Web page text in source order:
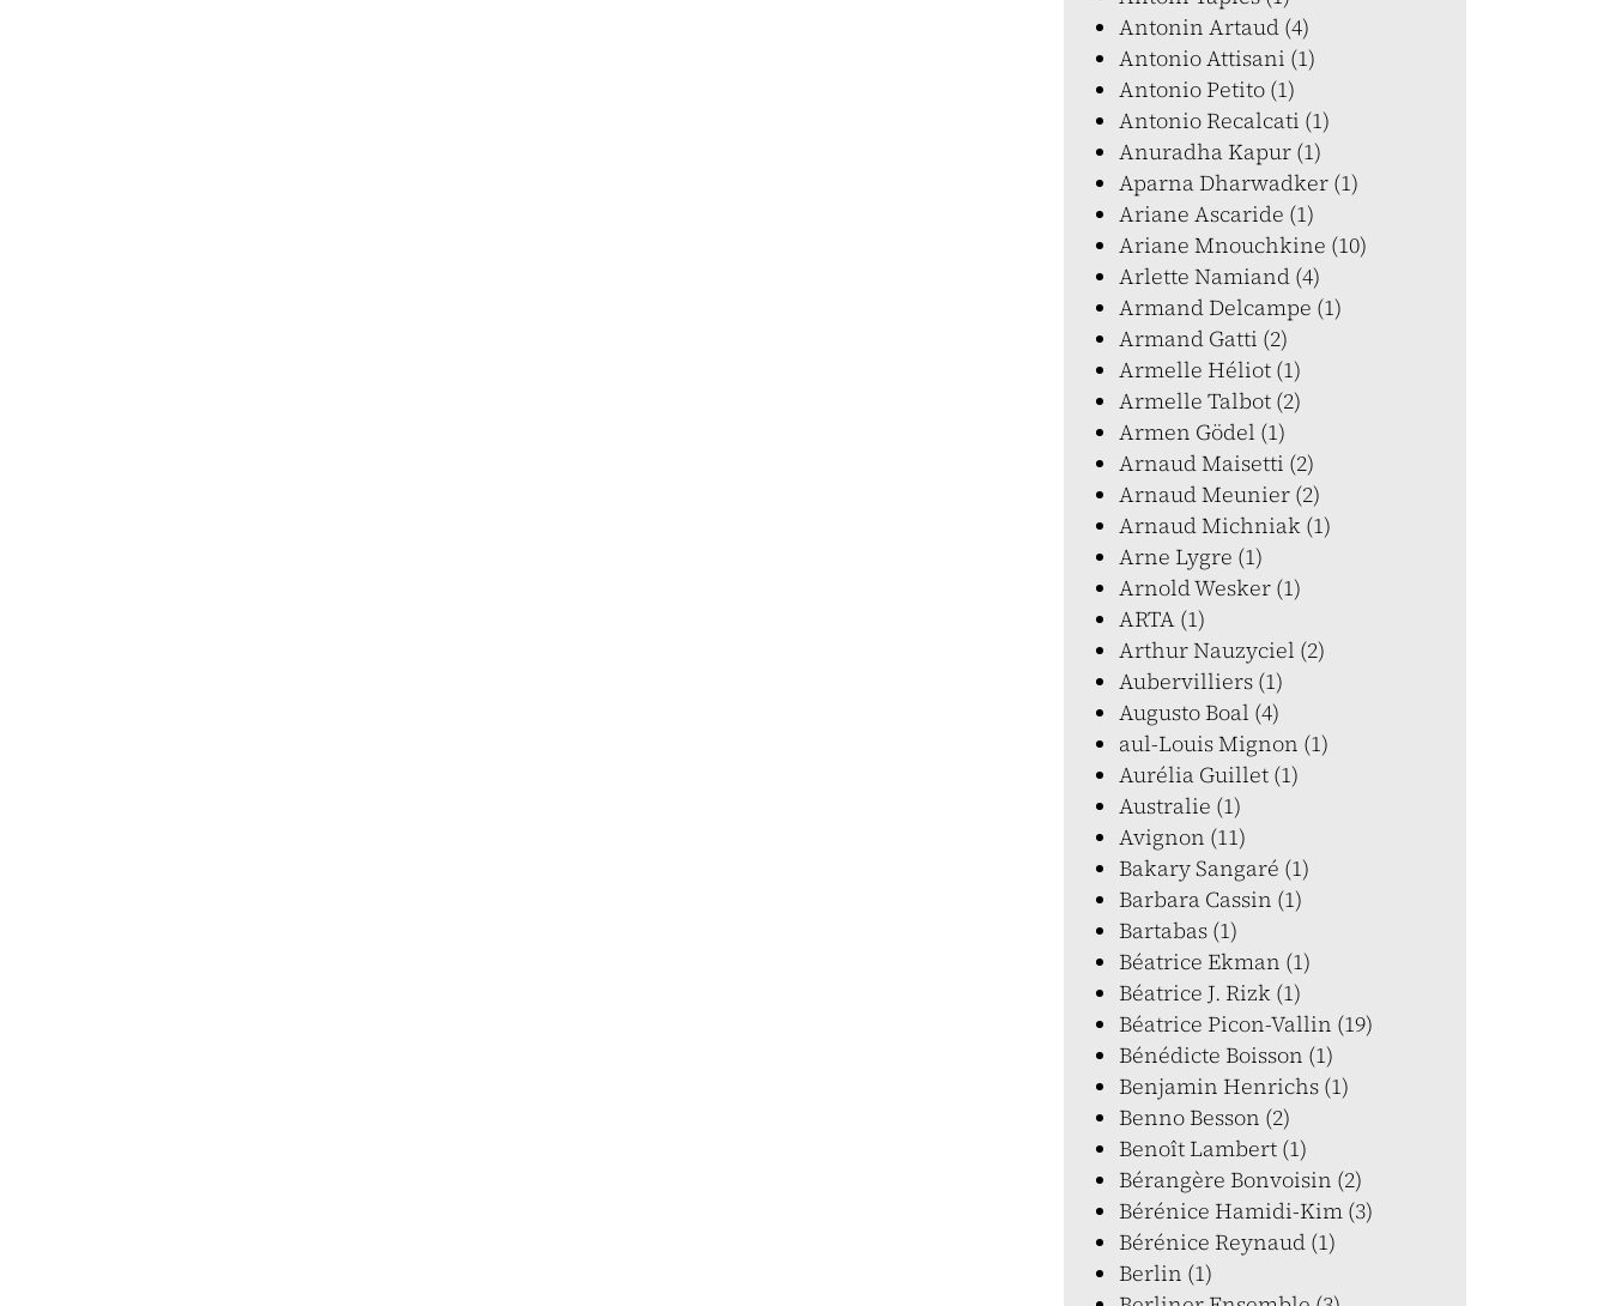
Antonin Artaud (4)
Antonio Attisani (1)
Antonio Petito (1)
Antonio Recalcati (1)
Anuradha Kapur (1)
Aparna Dharwadker (1)
Ariane Ascaride (1)
Ariane Mnouchkine (10)
Arlette Namiand (4)
Armand Delcampe (1)
Armand Gatti (2)
Armelle Héliot (1)
Armelle Talbot (2)
Armen Gödel (1)
Arnaud Maisetti (2)
Arnaud Meunier (2)
Arnaud Michniak (1)
Arne Lygre (1)
Arnold Wesker (1)
ARTA (1)
Arthur Nauzyciel (2)
Aubervilliers (1)
Augusto Boal (4)
aul-Louis Mignon (1)
Aurélia Guillet (1)
Australie (1)
Avignon (11)
Bakary Sangaré (1)
Barbara Cassin (1)
Bartabas (1)
Béatrice Ekman (1)
Béatrice J. Rizk (1)
Béatrice Picon-Vallin (19)
Bénédicte Boisson (1)
Benjamin Henrichs (1)
Benno Besson (2)
Benoît Lambert (1)
Bérangère Bonvoisin (2)
Bérénice Hamidi-Kim (3)
Bérénice Reynaud (1)
Berlin (1)